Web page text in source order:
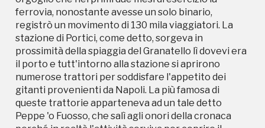
ferrovia, nonostante avesse un solo binario,
registrò un movimento di 130 mila viaggiatori. La
stazione di Portici, come detto, sorgeva in
prossimità della spiaggia del Granatello lì dovevi era
il porto e tutt'intorno alla stazione si aprirono
numerose trattori per soddisfare l'appetito dei
gitanti provenienti da Napoli. La più famosa di
queste trattorie apparteneva ad un tale detto
Peppe 'o Fuosso, che salì agli onori della cronaca
indiretti. Il 7 settembre del 1860 accadde un altro
episodio eccezionale. Proveniente da Salerno
giungeva a Napoli Giuseppe Garibaldi percorrendo
l'ultimo tratto sulla ferrovia Napoli-Portici. Alla
caduta dei Borbone e dopo alcuni anni di abbandono
la vecchia stazione Bayard, pur restando nella
proprietà delle Ferrovie dello Stato, cambiò
destinazione d'uso e fu assegnata al Dopolavoro
Ferroviario che nella sede napoletana volle